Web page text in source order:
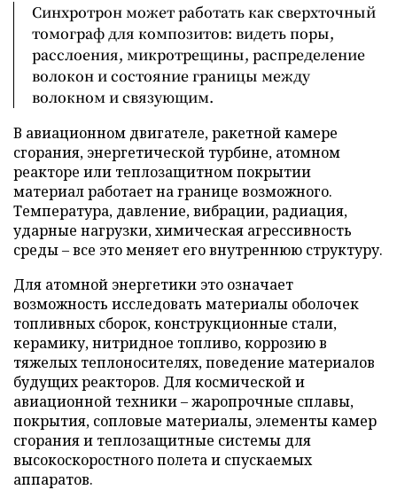
Синхротрон может работать как сверхточный
томограф для композитов: видеть поры,
расслоения, микротрещины, распределение
волокон и состояние границы между
волокном и связующим.
В авиационном двигателе, ракетной камере
сгорания, энергетической турбине, атомном
реакторе или теплозащитном покрытии
материал работает на границе возможного.
Температура, давление, вибрации, радиация,
ударные нагрузки, химическая агрессивность
среды – все это меняет его внутреннюю структуру.
Для атомной энергетики это означает
возможность исследовать материалы оболочек
топливных сборок, конструкционные стали,
керамику, нитридное топливо, коррозию в
тяжелых теплоносителях, поведение материалов
будущих реакторов. Для космической и
авиационной техники – жаропрочные сплавы,
покрытия, сопловые материалы, элементы камер
сгорания и теплозащитные системы для
высокоскоростного полета и спускаемых
аппаратов.